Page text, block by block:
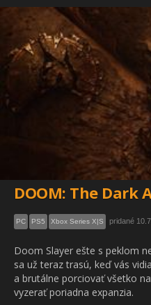
DOOM: The Dark
PC PS5 Xbox Series X|S pridané
Doom Slayer ešte s peklom
sa už teraz trasú, keď vás
a brutálne porciovať všetko
vyzerať poriadna expanzia.